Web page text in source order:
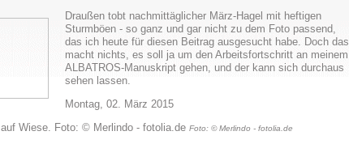
Draußen tobt nachmittäglicher März-Hagel mit heftigen
Sturmböen - so ganz und gar nicht zu dem Foto passend,
das ich heute für diesen Beitrag ausgesucht habe. Doch das
macht nichts, es soll ja um den Arbeitsfortschritt an meinem
ALBATROS-Manuskript gehen, und der kann sich durchaus
sehen lassen.
Montag, 02. März 2015
Foto: © Merlindo - fotolia.de